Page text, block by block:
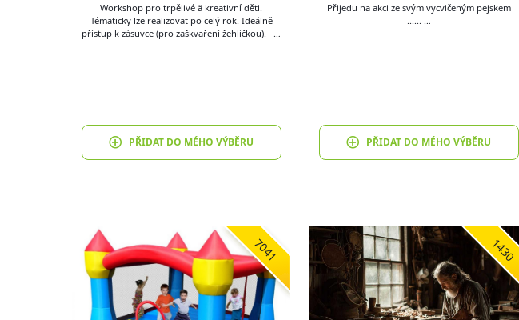
Workshop pro trpělivé ä kreativní děti.
Tématicky lze realizovat po celý rok. Ideálně
přístup k zásuvce (pro zaškvaření žehličkou). …
PŘIDAT DO MÉHO VÝBĚRU
Přijedu na akci ze svým vycvičeným pejskem
PŘIDAT DO MÉHO VÝBĚRU
7041 1430